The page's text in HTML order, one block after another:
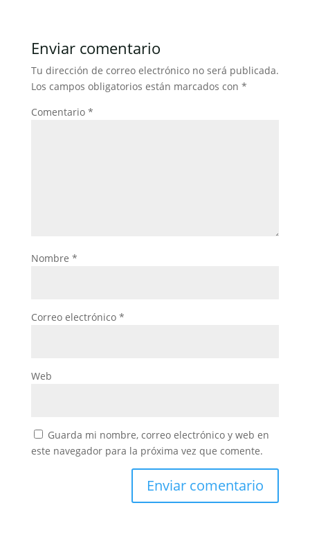
b
o
o
k
A
p
p
n tir
Enviar comentario
Tu dirección de correo electrónico no será publicada.
Los campos obligatorios están marcados con *
Comentario *
Nombre *
Correo electrónico *
Web
Guarda mi nombre, correo electrónico y web en
este navegador para la próxima vez que comente.